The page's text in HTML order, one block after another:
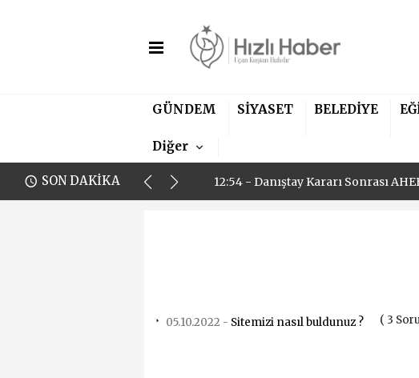
GÜNDEM SİYASET BELEDİYE
Diğer
SON DAKİKA
23:30 - Efeler Belediyesi'nden
12:54 - Danıştay Kararı Sonrası
05.10.2022 - Sitemizi nasıl buldunuz ? ( 3